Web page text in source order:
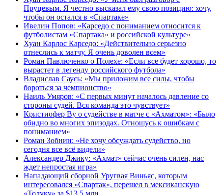
Пруцевым. Я честно высказал ему свою позицию: хочу,
чтобы он остался в «Спартаке»
Ивелин Попов: «Карседо с пониманием относится к
футболистам «Спартака» и российской культуре»
Хуан Карлос Карседо: «Действительно серьезно
отнеслись к матчу. Я очень доволен всем»
Роман Павлюченко о Полехе: «Если все будет хорошо, то
вырастет в легенду российского футбола»
Владислав Саусь: «Мы приложим все силы, чтобы
бороться за чемпионство»
Наиль Умяров: «С первых минут началось давление со
стороны судей. Вся команда это чувствует»
Кристиофер Ву о судействе в матче с «Ахматом»: «Было
обидно во многих эпизодах. Отношусь к ошибкам с
пониманием»
Роман Зобнин: «Не хочу обсуждать судейство, но
сегодня все всё видели»
Александер Джику: «Ахмат» сейчас очень силен, нас
ждет непростая игра»
Нападающий сборной Уругвая Виньяс, которым
интересовался «Спартак», перешел в мексиканскую
«Толуку» за $13,5 млн